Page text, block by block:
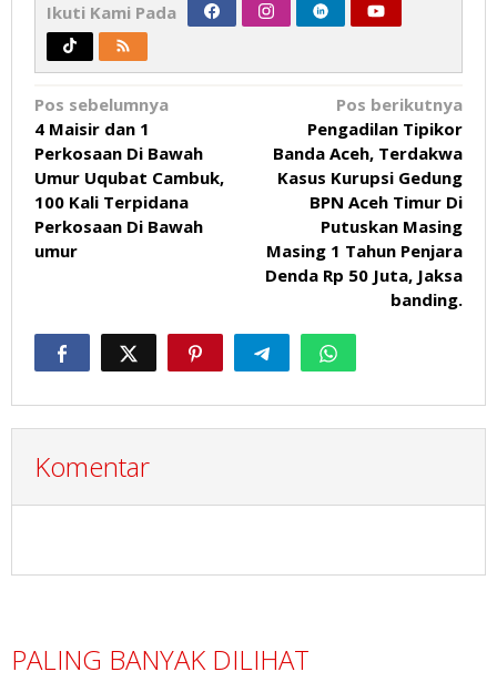
Ikuti Kami Pada
Navigasi
pos
Pos sebelumnya
4 Maisir dan 1
Perkosaan Di Bawah
Umur Uqubat Cambuk,
100 Kali Terpidana
Perkosaan Di Bawah
umur
Pos berikutnya
Pengadilan Tipikor
Banda Aceh, Terdakwa
Kasus Kurupsi Gedung
BPN Aceh Timur Di
Putuskan Masing
Masing 1 Tahun Penjara
Denda Rp 50 Juta, Jaksa
banding.
Komentar
PALING BANYAK DILIHAT